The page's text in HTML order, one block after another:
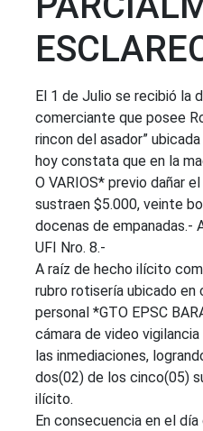
El 1 de Julio se recibió la
comerciante que posee
rincon del asador”
hoy constata que en la
O VARIOS* previo dañar
sustraen $5.000, veinte
docenas de empanadas.-
UFI Nro. 8.-
A raíz de hecho ilícito
rubro rotisería ubicado
personal *GTO EPSC
cámara de video
las inmediaciones,
dos(02) de los cinco(05)
ilícito.
En consecuencia en el